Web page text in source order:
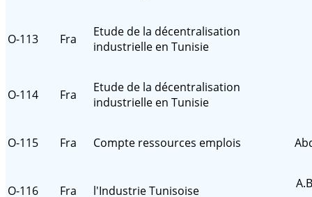
O-113 Fra
Etude de la décentralisation
industrielle en Tunisie
O-114 Fra
Etude de la décentralisation
industrielle en Tunisie
O-115 Fra Compte ressources emplois
O-116 Fra l'Industrie Tunisoise